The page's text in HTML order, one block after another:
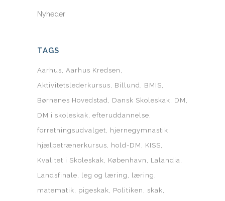
Nyheder
TAGS
Aarhus Aarhus Kredsen
Aktivitetslederkursus
Billund
BMIS
Børnenes Hovedstad
Dansk Skoleskak
DM
DM i skoleskak efteruddannelse
forretningsudvalget
hjernegymnastik
hjælpetrænerkursus
hold-DM
KISS
Kvalitet i Skoleskak
København
Lalandia
Landsfinale
leg og læring
læring
matematik
pigeskak Politiken
skak